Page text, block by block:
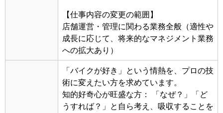
【仕事内容の変更の範囲】
店舗運営・管理に関わる業務全般（適性や
成長に応じて、将来的なマネジメント業務
への拡大あり）
「バイクが好き」という情熱を、プロの技
術に変えたい方を求めています。
知的好奇心が旺盛な方： 「なぜ？」「ど
うすれば？」と自ら考え、吸収することを